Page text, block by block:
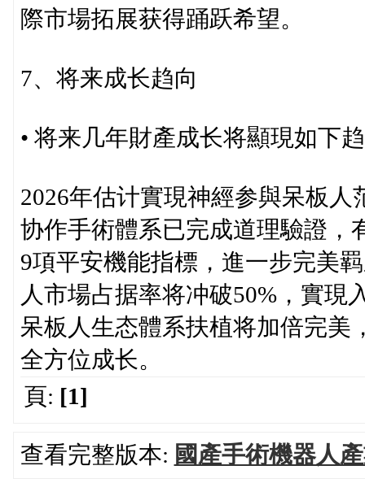
際市場拓展获得踊跃希望。
7、将来成长趋向
• 将来几年財產成长将顯現如下
2026年估计實現神經参與呆板
协作手術體系已完成道理驗證，
9項平安機能指標，進一步完美
人市場占据率将冲破50%，實現
呆板人生态體系扶植将加倍完美
全方位成长。
頁: [1]
查看完整版本: 國產手術機器人